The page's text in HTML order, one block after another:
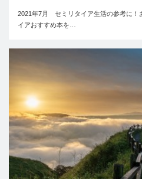
2021年7月 セミリタイア生活の参考に
イアおすすめ本を…